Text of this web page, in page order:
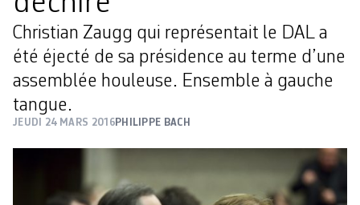
Christian Zaugg qui représentait le DAL a
été éjecté de sa présidence au terme d’une
assemblée houleuse. Ensemble à gauche
tangue.
JEUDI 24 MARS 2016PHILIPPE BACH